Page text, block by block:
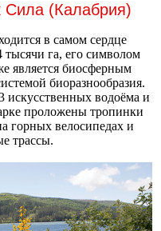
Сила (Калабрия)
в самом сердце
га, его символом
является биосферным
биоразнообразия.
искусственных водоёма и
проложены тропинки
горных велосипедах и
трассы.